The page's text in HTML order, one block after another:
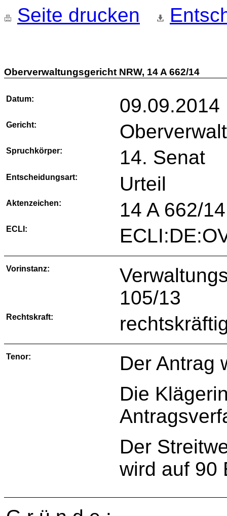
Seite drucken
Oberverwaltungsgericht NRW, 14 A 662/14
Datum: 09.09.2014
Gericht:
Spruchkörper: 14. Senat
Entscheidungsart: Urteil
Aktenzeichen: 14 A 662/14
ECLI:
Vorinstanz:
105/13
Rechtskraft:
Tenor:
Der Antrag
Die
Der
wird auf 90